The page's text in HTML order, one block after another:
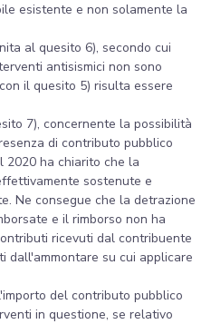
esistente e non solamente la
al quesito 6), secondo cui
antisismici non sono
il quesito 5) risulta essere
7), concernente la possibilità
di contributo pubblico
2020 ha chiarito che la
sostenute e
Ne consegue che la detrazione
e il rimborso non ha
ricevuti dal contribuente
dall'ammontare su cui applicare
del contributo pubblico
in questione, se relativo